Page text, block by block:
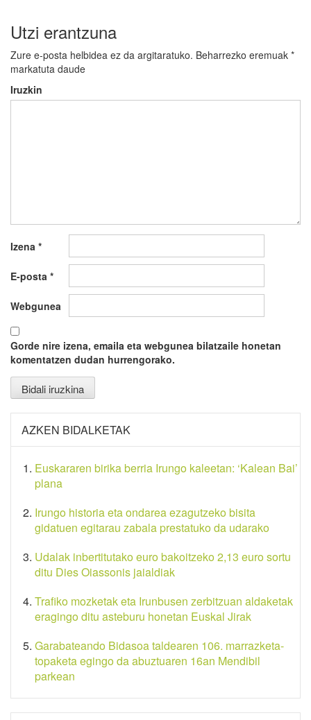
Utzi erantzuna
Zure e-posta helbidea ez da argitaratuko. Beharrezko eremuak *
markatuta daude
Iruzkin
Izena *
E-posta *
Webgunea
Gorde nire izena, emaila eta webgunea bilatzaile honetan
komentatzen dudan hurrengorako.
AZKEN BIDALKETAK
Euskararen birika berria Irungo kaleetan: ‘Kalean Bai’
plana
Irungo historia eta ondarea ezagutzeko bisita
gidatuen egitarau zabala prestatuko da udarako
Udalak inbertitutako euro bakoitzeko 2,13 euro sortu
ditu Dies Oiassonis jaialdiak
Trafiko mozketak eta Irunbusen zerbitzuan aldaketak
eragingo ditu asteburu honetan Euskal Jirak
Garabateando Bidasoa taldearen 106. marrazketa-
topaketa egingo da abuztuaren 16an Mendibil
parkean